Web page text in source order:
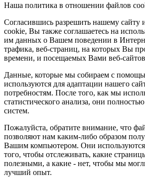
Наша политика в отношении файлов
Согласившись разрешить нашему сайту
cookie, Вы также соглашаетесь на
им данных о Вашем поведении в
трафика, веб-страниц, на которых Вы
времени, и посещаемых Вами веб-
Данные, которые мы собираем с
используются для адаптации нашего
потребностям. После того, как мы
статистического анализа, они
систем.
Пожалуйста, обратите внимание, что
позволяют нам каким-либо образом
Вашим компьютером. Они
того, чтобы отслеживать, какие
полезными, а какие - нет, чтобы мы
лучший опыт.